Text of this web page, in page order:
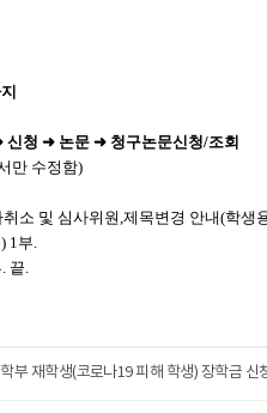
신청 ➜ 논문 ➜ 청구논문신청/조회
만 수정함)
소 및 심사위원,제목변경 안내(학생
) 1부.
. 끝.
부 재학생(코로나19 피해 학생) 장학금 신